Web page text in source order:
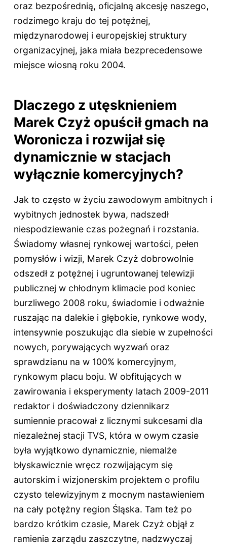
oraz bezpośrednią, oficjalną akcesję naszego,
rodzimego kraju do tej potężnej,
międzynarodowej i europejskiej struktury
organizacyjnej, jaka miała bezprecedensowe
miejsce wiosną roku 2004.
Dlaczego z utęsknieniem
Marek Czyż opuścił gmach na
Woronicza i rozwijał się
dynamicznie w stacjach
wyłącznie komercyjnych?
Jak to często w życiu zawodowym ambitnych i
wybitnych jednostek bywa, nadszedł
niespodziewanie czas pożegnań i rozstania.
Świadomy własnej rynkowej wartości, pełen
pomysłów i wizji, Marek Czyż dobrowolnie
odszedł z potężnej i ugruntowanej telewizji
publicznej w chłodnym klimacie pod koniec
burzliwego 2008 roku, świadomie i odważnie
ruszając na dalekie i głębokie, rynkowe wody,
intensywnie poszukując dla siebie w zupełności
nowych, porywających wyzwań oraz
sprawdzianu na w 100% komercyjnym,
rynkowym placu boju. W obfitujących w
zawirowania i eksperymenty latach 2009-2011
redaktor i doświadczony dziennikarz
sumiennie pracował z licznymi sukcesami dla
niezależnej stacji TVS, która w owym czasie
była wyjątkowo dynamicznie, niemalże
błyskawicznie wręcz rozwijającym się
autorskim i wizjonerskim projektem o profilu
czysto telewizyjnym z mocnym nastawieniem
na cały potężny region Śląska. Tam też po
bardzo krótkim czasie, Marek Czyż objął z
ramienia zarządu zaszczytne, nadzwyczaj